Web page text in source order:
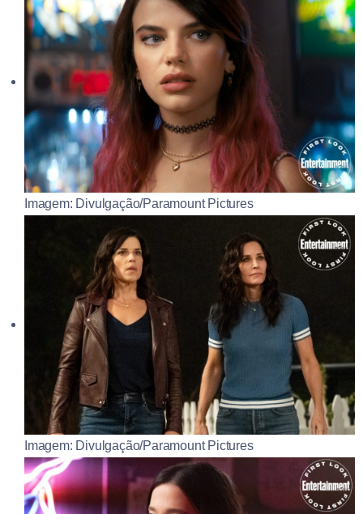
Imagem: Divulgação/Paramount Pictures
Imagem: Divulgação/Paramount Pictures